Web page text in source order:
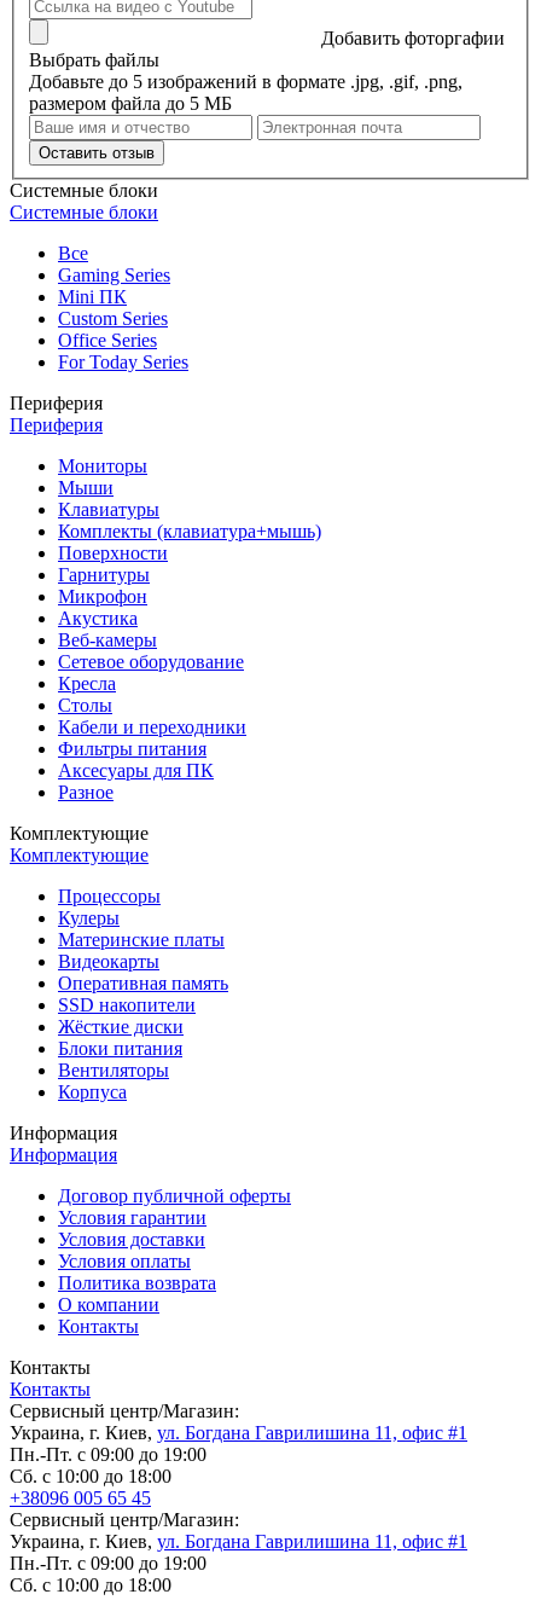
Добавить фоторгафии
Выбрать файлы
Добавьте до 5 изображений в формате .jpg, .gif, .png,
размером файла до 5 МБ
Оставить отзыв
Системные блоки
Системные блоки
Все
Gaming Series
Mini ПК
Custom Series
Office Series
For Today Series
Периферия
Периферия
Мониторы
Мыши
Клавиатуры
Комплекты (клавиатура+мышь)
Поверхности
Гарнитуры
Микрофон
Акустика
Веб-камеры
Сетевое оборудование
Кресла
Столы
Кабели и переходники
Фильтры питания
Аксесуары для ПК
Разное
Комплектующие
Комплектующие
Процессоры
Кулеры
Материнские платы
Видеокарты
Оперативная память
SSD накопители
Жёсткие диски
Блоки питания
Вентиляторы
Корпуса
Информация
Информация
Договор публичной оферты
Условия гарантии
Условия доставки
Условия оплаты
Политика возврата
О компании
Контакты
Контакты
Контакты
Сервисный центр/Магазин:
Украина, г. Киев, ул. Богдана Гаврилишина 11, офис #1
Пн.-Пт. с 09:00 до 19:00
Сб. с 10:00 до 18:00
+38096 005 65 45
Сервисный центр/Магазин:
Украина, г. Киев, ул. Богдана Гаврилишина 11, офис #1
Пн.-Пт. с 09:00 до 19:00
Сб. с 10:00 до 18:00